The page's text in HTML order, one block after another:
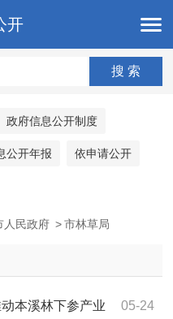
开
政府信息公开制度
公开年报 依申请公开
人民政府 > 市林草局
05-24
本溪林下参产业